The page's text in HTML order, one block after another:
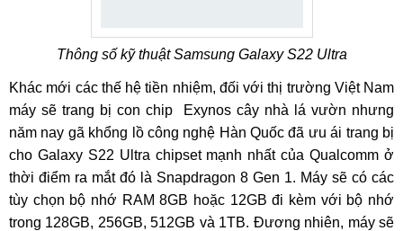
Thông số kỹ thuật Samsung Galaxy S22 Ultra
Khác mới các thế hệ tiền nhiệm, đối với thị trường Việt Nam
máy sẽ trang bị con chip Exynos cây nhà lá vườn nhưng
năm nay gã khổng lồ công nghệ Hàn Quốc đã ưu ái trang bị
cho Galaxy S22 Ultra chipset mạnh nhất của Qualcomm ở
thời điểm ra mắt đó là Snapdragon 8 Gen 1. Máy sẽ có các
tùy chọn bộ nhớ RAM 8GB hoặc 12GB đi kèm với bộ nhớ
trong 128GB, 256GB, 512GB và 1TB. Đương nhiên, máy sẽ